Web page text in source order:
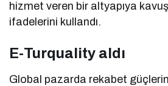
hizmet veren bir altyapıya
ifadelerini kullandı.
E-Turquality aldı
Global pazarda rekabet